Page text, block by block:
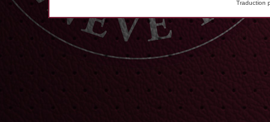
Traduction